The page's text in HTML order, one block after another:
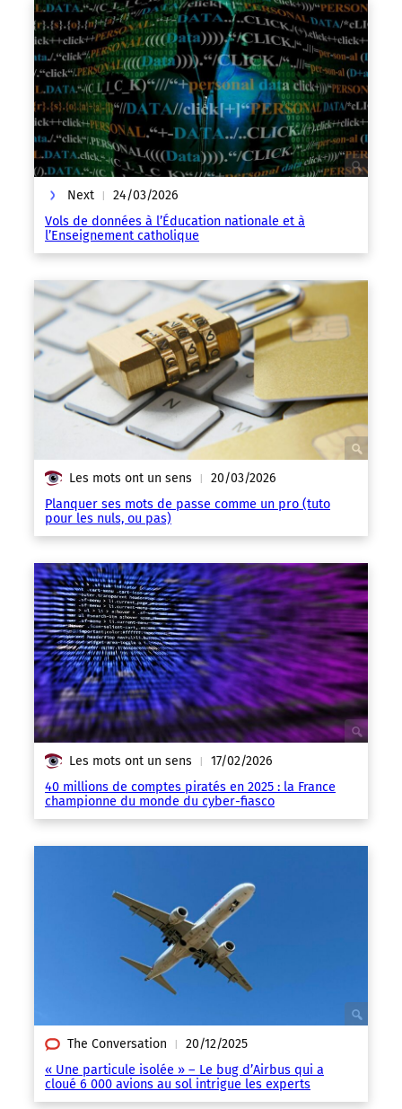
Next | 24/03/2026
Vols de données à l’Éducation nationale et à
l’Enseignement catholique
Les mots ont un sens | 20/03/2026
Planquer ses mots de passe comme un pro (tuto
pour les nuls, ou pas)
Les mots ont un sens | 17/02/2026
40 millions de comptes piratés en 2025 : la France
championne du monde du cyber-fiasco
The Conversation | 20/12/2025
« Une particule isolée » – Le bug d’Airbus qui a
cloué 6 000 avions au sol intrigue les experts